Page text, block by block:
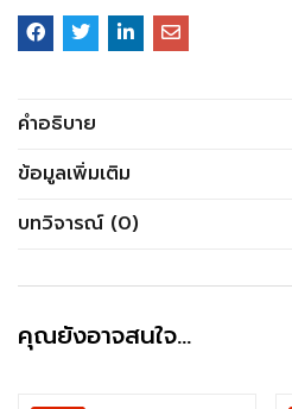
คำอธิบาย
ข้อมูลเพิ่มเติม
บทวิจารณ์ (0)
คุณยังอาจสนใจ…